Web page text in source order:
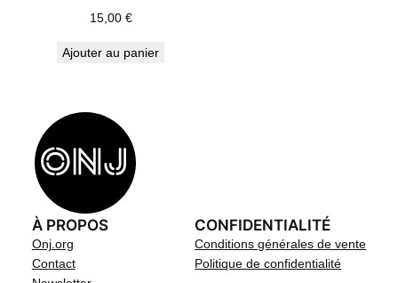
15,00 €
Ajouter au panier
À PROPOS
Onj.org
Contact
CONFIDENTIALITÉ
Conditions générales de vente
Politique de confidentialité